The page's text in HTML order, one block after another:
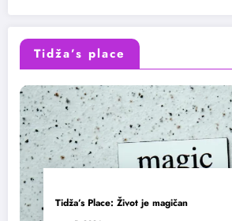
Tidža’s place
Tidža’s Place: Život je magičan